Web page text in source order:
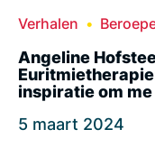
Verhalen
Angeline
inspiratie om
5 maart 2024